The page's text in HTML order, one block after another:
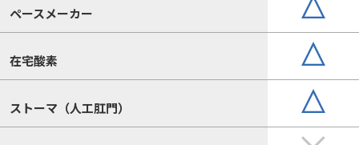
ペースメーカー
在宅酸素
ストーマ（人工肛門）